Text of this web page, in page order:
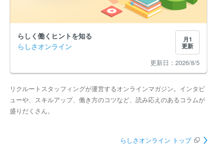
らしく働くヒントを知る
らしさオンライン
月1
更新
2026/8/5
リクルートスタッフィングが運営するオンラインマガジン。インタビ
ューや、スキルアップ、働き方のコツなど、読み応えのあるコラムが
盛りだくさん。
らしさオンライン トップ